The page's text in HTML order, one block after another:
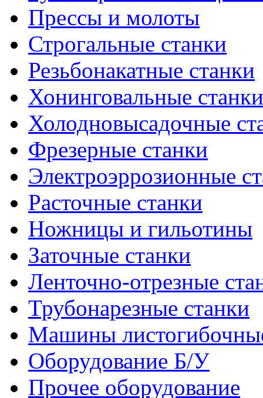
Прессы и молоты
Строгальные станки
Резьбонакатные станки
Хонинговальные станки
Холодновысадочные
Фрезерные станки
Электроэррозионные
Расточные станки
Ножницы и гильотины
Заточные станки
Ленточно-отрезные
Трубонарезные станки
Машины
Оборудование Б/У
Прочее оборудование